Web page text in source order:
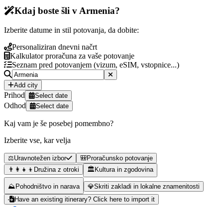
Kdaj boste šli v Armenia?
Izberite datume in stil potovanja, da dobite:
Personaliziran dnevni načrt
Kalkulator proračuna za vaše potovanje
Seznam pred potovanjem (vizum, eSIM, vstopnice...)
Add city
Prihod Select date
Odhod Select date
Kaj vam je še posebej pomembno?
Izberite vse, kar velja
⚖️Uravnotežen izbor 🎒Proračunsko potovanje
👨‍👩‍👧‍👦 Družina z otroki 🏛️ Kultura in zgodovina
⛰️ Pohodništvo in narava 💎Skriti zakladi in lokalne znamenitosti
Have an existing itinerary? Click here to import it